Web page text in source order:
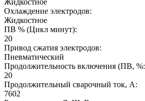
Охлаждение электродов:
Жидкостное
ПВ % (Цикл минут):
20
Привод сжатия электродов:
Пневматический
Продолжительность включения (ПВ, %:
20
Продолжительный сварочный ток, А:
7602